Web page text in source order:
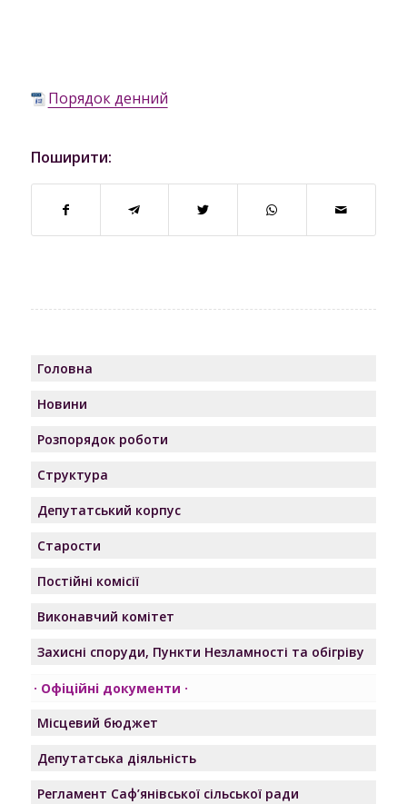
Порядок денний
Поширити:
Головна
Новини
Розпорядок роботи
Структура
Депутатський корпус
Старости
Постійні комісії
Виконавчий комітет
Захисні споруди, Пункти Незламності та обігріву
Офіційні документи
Місцевий бюджет
Депутатська діяльність
Регламент Саф’янівської сільської ради